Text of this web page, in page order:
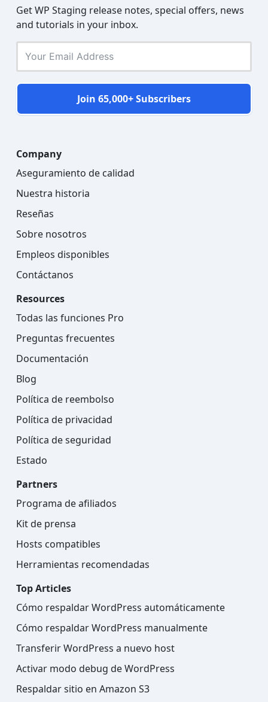
Get WP Staging release notes, special offers, news
and tutorials in your inbox.
Join 65,000+ Subscribers
Company
Aseguramiento de calidad
Nuestra historia
Reseñas
Sobre nosotros
Empleos disponibles
Contáctanos
Resources
Todas las funciones Pro
Preguntas frecuentes
Documentación
Blog
Política de reembolso
Política de privacidad
Política de seguridad
Estado
Partners
Programa de afiliados
Kit de prensa
Hosts compatibles
Herramientas recomendadas
Top Articles
Cómo respaldar WordPress automáticamente
Cómo respaldar WordPress manualmente
Transferir WordPress a nuevo host
Activar modo debug de WordPress
Respaldar sitio en Amazon S3